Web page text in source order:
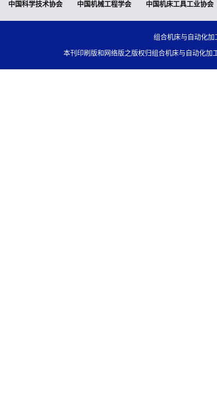
中国科学技术协会 中国机械工程学会 中国机床工具工业协会
组合机床与自动化
本刊印刷版和网络版之版权归组合机床与自动化